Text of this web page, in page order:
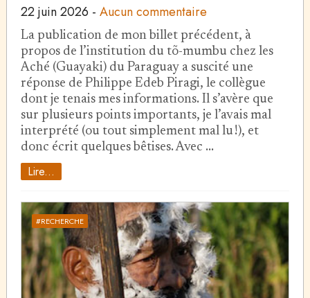
22 juin 2026 - Aucun commentaire
La publication de mon billet précédent, à
propos de l’institution du tõ-mumbu chez les
Aché (Guayaki) du Paraguay a suscité une
réponse de Philippe Edeb Piragi, le collègue
dont je tenais mes informations. Il s’avère que
sur plusieurs points importants, je l’avais mal
interprété (ou tout simplement mal lu !), et
donc écrit quelques bêtises. Avec …
Lire...
#RECHERCHE